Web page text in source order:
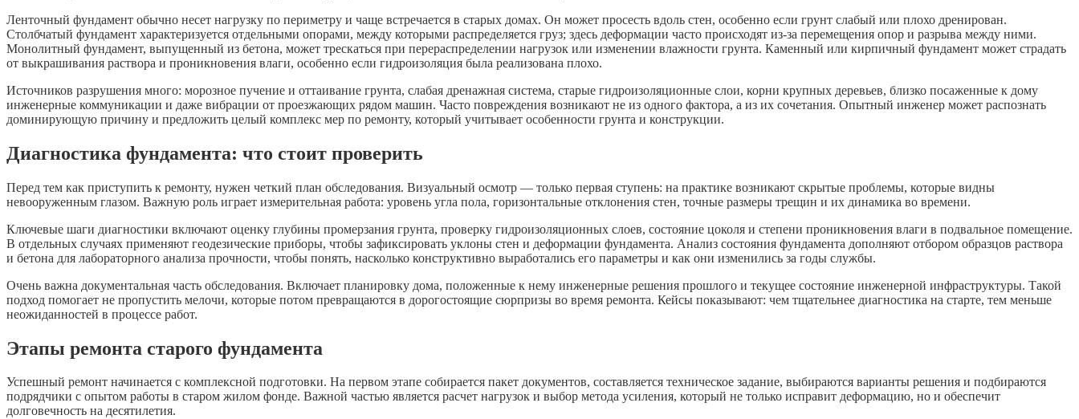
Ленточный фундамент обычно несет нагрузку по периметру и чаще встречается в старых домах. Он может просесть вдоль стен, особенно если грунт слабый или плохо дренирован.
Столбчатый фундамент характеризуется отдельными опорами, между которыми распределяется груз; здесь деформации часто происходят из-за перемещения опор и разрыва между ними.
Монолитный фундамент, выпущенный из бетона, может трескаться при перераспределении нагрузок или изменении влажности грунта. Каменный или кирпичный фундамент может страдать
от выкрашивания раствора и проникновения влаги, особенно если гидроизоляция была реализована плохо.
Источников разрушения много: морозное пучение и оттаивание грунта, слабая дренажная система, старые гидроизоляционные слои, корни крупных деревьев, близко посаженные к дому
инженерные коммуникации и даже вибрации от проезжающих рядом машин. Часто повреждения возникают не из одного фактора, а из их сочетания. Опытный инженер может распознать
доминирующую причину и предложить целый комплекс мер по ремонту, который учитывает особенности грунта и конструкции.
Диагностика фундамента: что стоит проверить
Перед тем как приступить к ремонту, нужен четкий план обследования. Визуальный осмотр — только первая ступень: на практике возникают скрытые проблемы, которые видны
невооруженным глазом. Важную роль играет измерительная работа: уровень угла пола, горизонтальные отклонения стен, точные размеры трещин и их динамика во времени.
Ключевые шаги диагностики включают оценку глубины промерзания грунта, проверку гидроизоляционных слоев, состояние цоколя и степени проникновения влаги в подвальное помещение.
В отдельных случаях применяют геодезические приборы, чтобы зафиксировать уклоны стен и деформации фундамента. Анализ состояния фундамента дополняют отбором образцов раствора
и бетона для лабораторного анализа прочности, чтобы понять, насколько конструктивно выработались его параметры и как они изменились за годы службы.
Очень важна документальная часть обследования. Включает планировку дома, положенные к нему инженерные решения прошлого и текущее состояние инженерной инфраструктуры. Такой
подход помогает не пропустить мелочи, которые потом превращаются в дорогостоящие сюрпризы во время ремонта. Кейсы показывают: чем тщательнее диагностика на старте, тем меньше
неожиданностей в процессе работ.
Этапы ремонта старого фундамента
Успешный ремонт начинается с комплексной подготовки. На первом этапе собирается пакет документов, составляется техническое задание, выбираются варианты решения и подбираются
подрядчики с опытом работы в старом жилом фонде. Важной частью является расчет нагрузок и выбор метода усиления, который не только исправит деформацию, но и обеспечит
долговечность на десятилетия.